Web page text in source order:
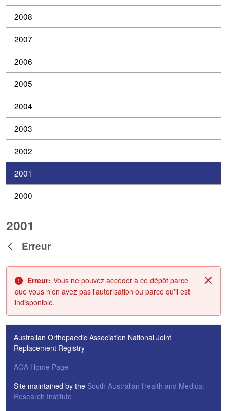
2008
2007
2006
2005
2004
2003
2002
2001
2000
2001
Retour
Erreur
Fin
Erreur: Vous ne pouvez accéder à ce dépôt parce
que vous n'en avez pas l'autorisation ou parce qu'il est
indisponible.
Australian Orthopaedic Association National Joint
Replacement Registry
AOA Home Page
Site maintained by the South Australian Health and Medical
Research Institute